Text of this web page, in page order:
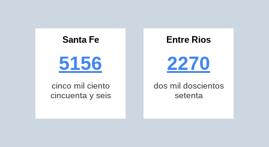
Santa Fe
5156
cinco mil ciento
cincuenta y seis
Entre Rios
2270
dos mil doscientos
setenta